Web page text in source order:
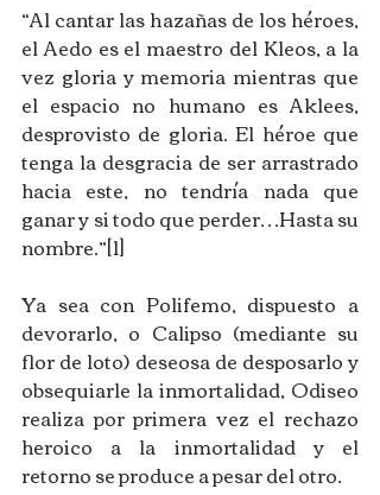
“Al cantar las hazañas de los héroes,
el Aedo es el maestro del Kleos, a la
vez gloria y memoria mientras que
el espacio no humano es Aklees,
desprovisto de gloria. El héroe que
tenga la desgracia de ser arrastrado
hacia este, no tendría nada que
ganar y si todo que perder…Hasta su
nombre.”[1]
Ya sea con Polifemo, dispuesto a
devorarlo, o Calipso (mediante su
flor de loto) deseosa de desposarlo y
obsequiarle la inmortalidad, Odiseo
realiza por primera vez el rechazo
heroico a la inmortalidad y el
retorno se produce a pesar del otro.